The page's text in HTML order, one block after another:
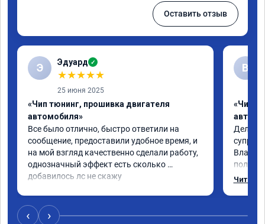
Оставить отзыв
Э Эдуард ✓
★★★★★
25 июня 2025
«Чип тюнинг, прошивка двигателя
автомобиля»
Все было отлично, быстро ответили на
сообщение, предоставили удобное время, и
на мой взгляд качественно сделали работу,
однозначный эффект есть сколько
добавилось лс не скажу
В
«Чип
Делал
Читать
‹ ›